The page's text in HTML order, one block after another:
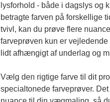
lysforhold - både i dagslys og
betragte farven på forskellige
tvivl, kan du prøve flere
farveprøven kun er
lidt afhængigt af underlag og
Vælg den rigtige farve til dit
specialtonede farveprøver.